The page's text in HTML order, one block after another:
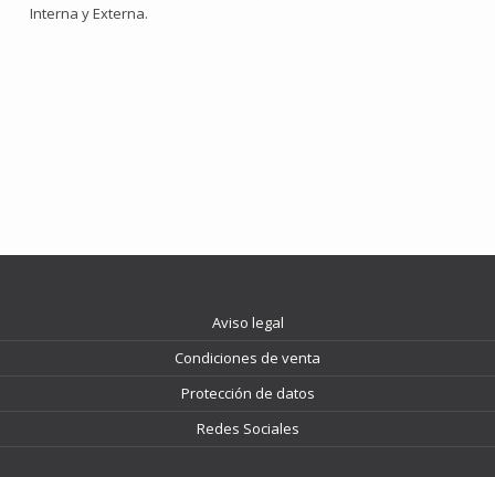
Interna y Externa.
Aviso legal
Condiciones de venta
Protección de datos
Redes Sociales